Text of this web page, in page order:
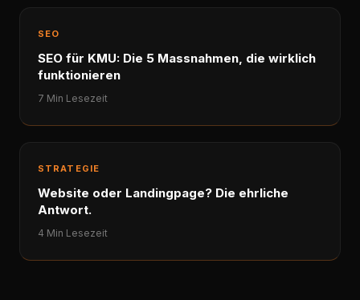
SEO
SEO für KMU: Die 5 Massnahmen, die wirklich
funktionieren
7 Min Lesezeit
STRATEGIE
Website oder Landingpage? Die ehrliche
Antwort.
4 Min Lesezeit